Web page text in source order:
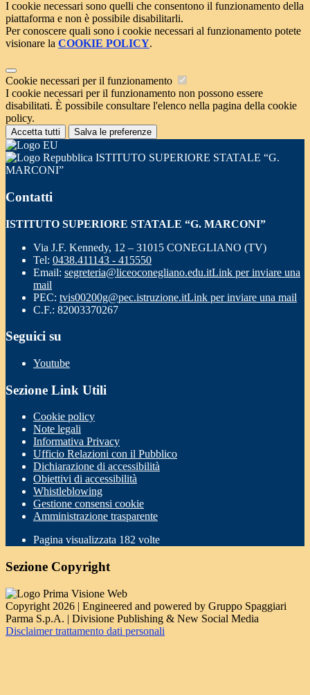
I cookie necessari sono quelli che consentono il funzionamento della
piattaforma e non è possibile disabilitarli.
Per conoscere quali sono i cookie necessari al funzionamento potete
visionare la COOKIE POLICY.
Cookie necessari per il funzionamento
I cookie necessari per il funzionamento non possono essere
disabilitati. È possibile consultare l'elenco nella pagina della cookie
policy.
Accetta tutti Salva le preferenze
ISTITUTO SUPERIORE STATALE “G.
MARCONI”
Contatti
ISTITUTO SUPERIORE STATALE “G. MARCONI”
Via J.F. Kennedy, 12 – 31015 CONEGLIANO (TV)
Tel: 0438.411143 - 415550
Email: segreteria@liceoconegliano.edu.itLink per inviare una
mail
PEC: tvis00200g@pec.istruzione.itLink per inviare una mail
C.F.: 82003370267
Seguici su
Youtube
Sezione Link Utili
Cookie policy
Note legali
Informativa Privacy
Ufficio Relazioni con il Pubblico
Dichiarazione di accessibilità
Obiettivi di accessibilità
Whistleblowing
Gestione consensi cookie
Amministrazione trasparente
Pagina visualizzata 182 volte
Sezione Copyright
Copyright 2026 | Engineered and powered by Gruppo Spaggiari
Parma S.p.A. | Divisione Publishing & New Social Media
Disclaimer trattamento dati personali